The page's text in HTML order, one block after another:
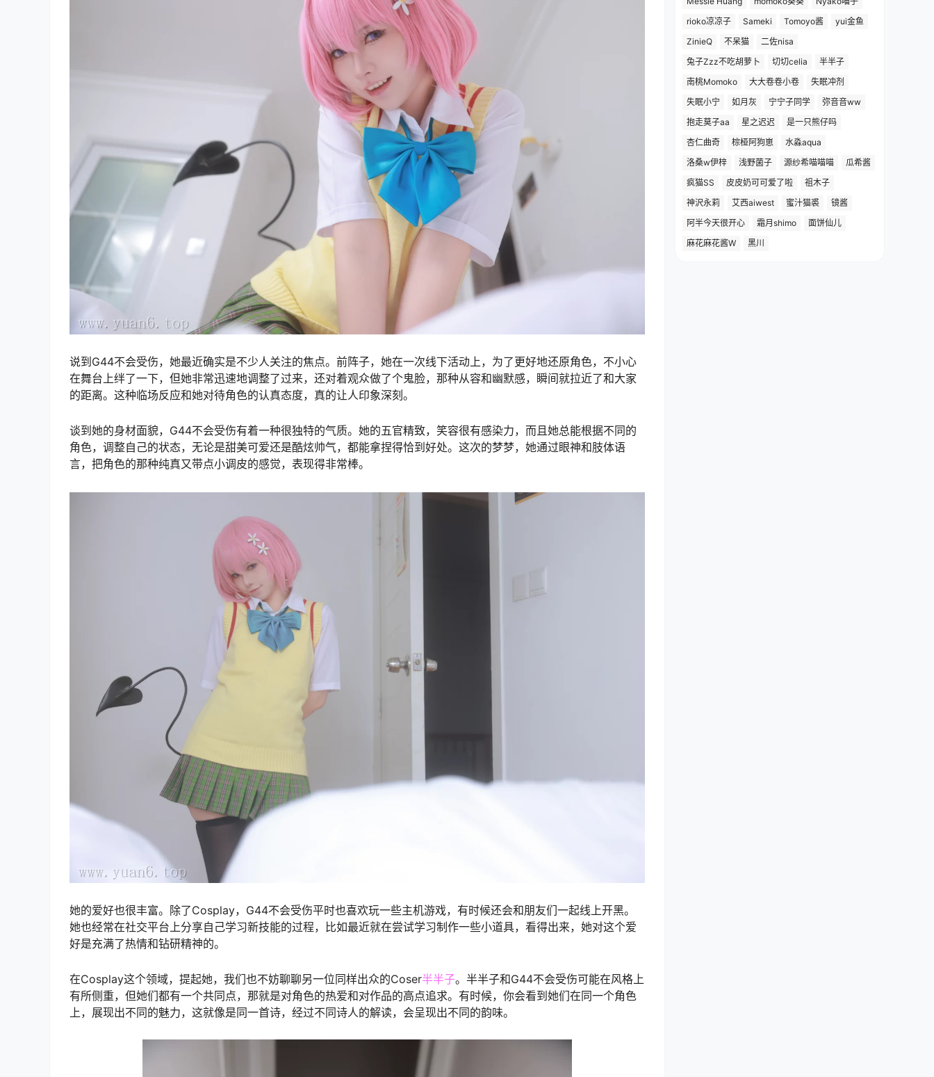
说到G44不会受伤，她最近确实是不少人关注的焦点。前阵子，她在一次线下活动上，为了更好地还原角色，不小心
在舞台上绊了一下，但她非常迅速地调整了过来，还对着观众做了个鬼脸，那种从容和幽默感，瞬间就拉近了和大家
的距离。这种临场反应和她对待角色的认真态度，真的让人印象深刻。
谈到她的身材面貌，G44不会受伤有着一种很独特的气质。她的五官精致，笑容很有感染力，而且她总能根据不同的
角色，调整自己的状态，无论是甜美可爱还是酷炫帅气，都能拿捏得恰到好处。这次的梦梦，她通过眼神和肢体语
言，把角色的那种纯真又带点小调皮的感觉，表现得非常棒。
她的爱好也很丰富。除了Cosplay，G44不会受伤平时也喜欢玩一些主机游戏，有时候还会和朋友们一起线上开黑。
她也经常在社交平台上分享自己学习新技能的过程，比如最近就在尝试学习制作一些小道具，看得出来，她对这个爱
好是充满了热情和钻研精神的。
在Cosplay这个领域，提起她，我们也不妨聊聊另一位同样出众的Coser半半子。半半子和G44不会受伤可能在风格上
有所侧重，但她们都有一个共同点，那就是对角色的热爱和对作品的高点追求。有时候，你会看到她们在同一个角色
上，展现出不同的魅力，这就像是同一首诗，经过不同诗人的解读，会呈现出不同的韵味。
rioko凉凉子
Sameki Tomoyo酱
yui金鱼
ZinieQ
不呆猫
二佐nisa
兔子Zzz不吃胡萝卜
切切celia
半半子
南桃Momoko
大大卷卷小卷
失眠冲剂
失眠小宁
如月灰 宁宁子同学
弥音音ww
抱走莫子aa
星之迟迟
是一只熊仔吗
杏仁曲奇
棕桠阿狗崽
水淼aqua
洛桑w伊梓
浅野菌子 源纱希喵喵喵
瓜希酱
疯猫SS
皮皮奶可可爱了啦
祖木子
神沢永莉
艾西aiwest 蜜汁猫裘
镜酱
阿半今天很开心
霜月shimo
面饼仙儿
麻花麻花酱W
黑川